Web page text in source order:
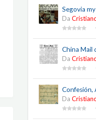
Segovia
Da
China Mail
Da
Confesión,
Da